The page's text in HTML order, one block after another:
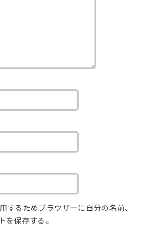
するためブラウザーに自分の名前、
を保存する。